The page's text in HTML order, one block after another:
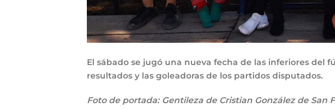
El sábado se jugó una nueva fecha de las inferiores del
resultados y las goleadoras de los partidos disputados.
Foto de portada: Gentileza de Cristian González de San